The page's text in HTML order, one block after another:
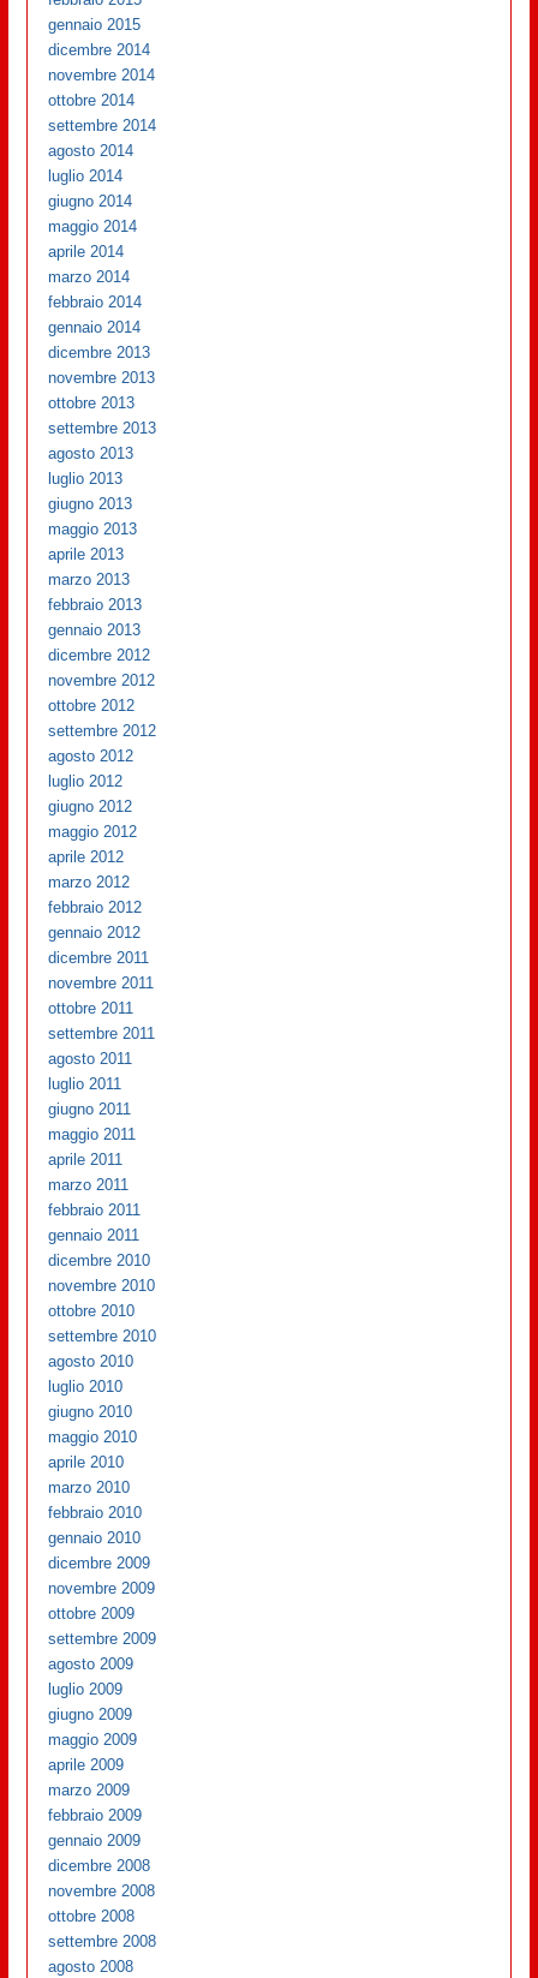
gennaio 2015
dicembre 2014
novembre 2014
ottobre 2014
settembre 2014
agosto 2014
luglio 2014
giugno 2014
maggio 2014
aprile 2014
marzo 2014
febbraio 2014
gennaio 2014
dicembre 2013
novembre 2013
ottobre 2013
settembre 2013
agosto 2013
luglio 2013
giugno 2013
maggio 2013
aprile 2013
marzo 2013
febbraio 2013
gennaio 2013
dicembre 2012
novembre 2012
ottobre 2012
settembre 2012
agosto 2012
luglio 2012
giugno 2012
maggio 2012
aprile 2012
marzo 2012
febbraio 2012
gennaio 2012
dicembre 2011
novembre 2011
ottobre 2011
settembre 2011
agosto 2011
luglio 2011
giugno 2011
maggio 2011
aprile 2011
marzo 2011
febbraio 2011
gennaio 2011
dicembre 2010
novembre 2010
ottobre 2010
settembre 2010
agosto 2010
luglio 2010
giugno 2010
maggio 2010
aprile 2010
marzo 2010
febbraio 2010
gennaio 2010
dicembre 2009
novembre 2009
ottobre 2009
settembre 2009
agosto 2009
luglio 2009
giugno 2009
maggio 2009
aprile 2009
marzo 2009
febbraio 2009
gennaio 2009
dicembre 2008
novembre 2008
ottobre 2008
settembre 2008
agosto 2008